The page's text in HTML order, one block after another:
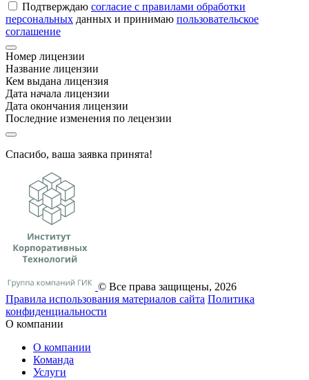
Подтверждаю согласие с правилами обработки
персональных данных и принимаю пользовательское
соглашение
Номер лицензии
Название лицензии
Кем выдана лицензия
Дата начала лицензии
Дата окончания лицензии
Последние изменения по лецензии
Спасибо, ваша заявка принята!
© Все права защищены, 2026
Правила использования материалов сайта Политика
конфиденциальности
О компании
О компании
Команда
Услуги